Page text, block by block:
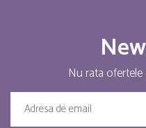
Nu rata